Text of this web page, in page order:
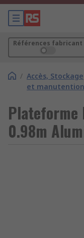
Références fabricant
/ Accès, Stockage
et manutention
Plateforme
0.98m